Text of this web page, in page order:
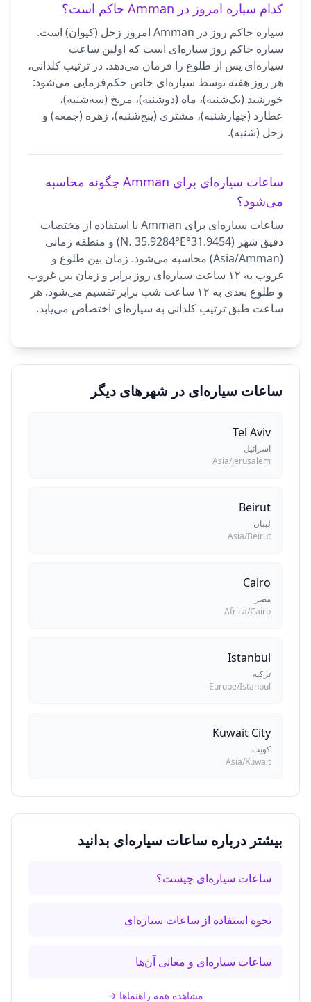
کدام سیاره امروز در Amman حاکم است؟
سیاره حاکم روز در Amman امروز زحل (کیوان) است.
سیاره حاکم روز سیاره‌ای است که اولین ساعت
سیاره‌ای پس از طلوع را فرمان می‌دهد. در ترتیب کلدانی،
هر روز هفته توسط سیاره‌ای خاص حکم‌فرمایی می‌شود:
خورشید (یک‌شنبه)، ماه (دوشنبه)، مریخ (سه‌شنبه)،
عطارد (چهارشنبه)، مشتری (پنج‌شنبه)، زهره (جمعه) و
زحل (شنبه).
ساعات سیاره‌ای برای Amman چگونه محاسبه
می‌شود؟
ساعات سیاره‌ای برای Amman با استفاده از مختصات
دقیق شهر (31.9454°N، 35.9284°E) و منطقه زمانی
(Asia/Amman) محاسبه می‌شود. زمان بین طلوع و
غروب به ۱۲ ساعت سیاره‌ای روز برابر و زمان بین غروب
و طلوع بعدی به ۱۲ ساعت شب برابر تقسیم می‌شود. هر
ساعت طبق ترتیب کلدانی به سیاره‌ای اختصاص می‌یابد.
ساعات سیاره‌ای در شهرهای دیگر
Tel Aviv
اسرائیل
Asia/Jerusalem
Beirut
لبنان
Asia/Beirut
Cairo
مصر
Africa/Cairo
Istanbul
ترکیه
Europe/Istanbul
Kuwait City
کویت
Asia/Kuwait
بیشتر درباره ساعات سیاره‌ای بدانید
ساعات سیاره‌ای چیست؟
نحوه استفاده از ساعات سیاره‌ای
ساعات سیاره‌ای و معانی آن‌ها
مشاهده همه راهنماها →